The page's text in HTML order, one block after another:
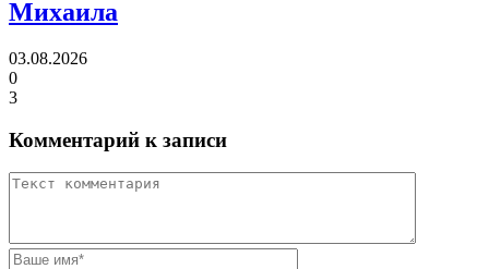
Михаила
03.08.2026
0
3
Комментарий к записи